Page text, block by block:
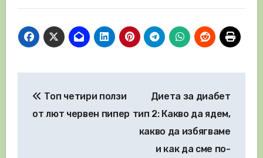
Топ четири ползи
от лют червен пипер
Диета за диабет
тип 2: Какво да ядем,
какво да избягваме
и как да сме по-